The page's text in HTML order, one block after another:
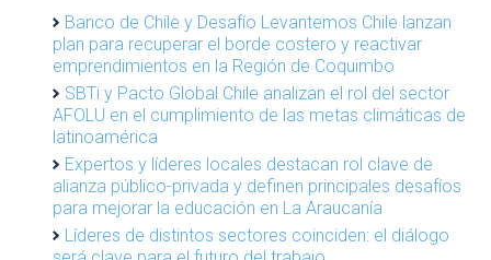
Banco de Chile y Desafío Levantemos Chile lanzan
plan para recuperar el borde costero y reactivar
emprendimientos en la Región de Coquimbo
SBTi y Pacto Global Chile analizan el rol del sector
AFOLU en el cumplimiento de las metas climáticas de
latinoamérica
Expertos y líderes locales destacan rol clave de
alianza público-privada y definen principales desafíos
para mejorar la educación en La Araucanía
Líderes de distintos sectores coinciden: el diálogo